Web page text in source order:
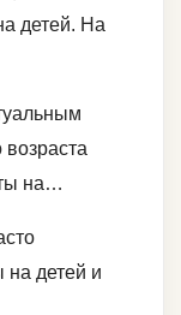
детей. На
возраста
на…
детей и